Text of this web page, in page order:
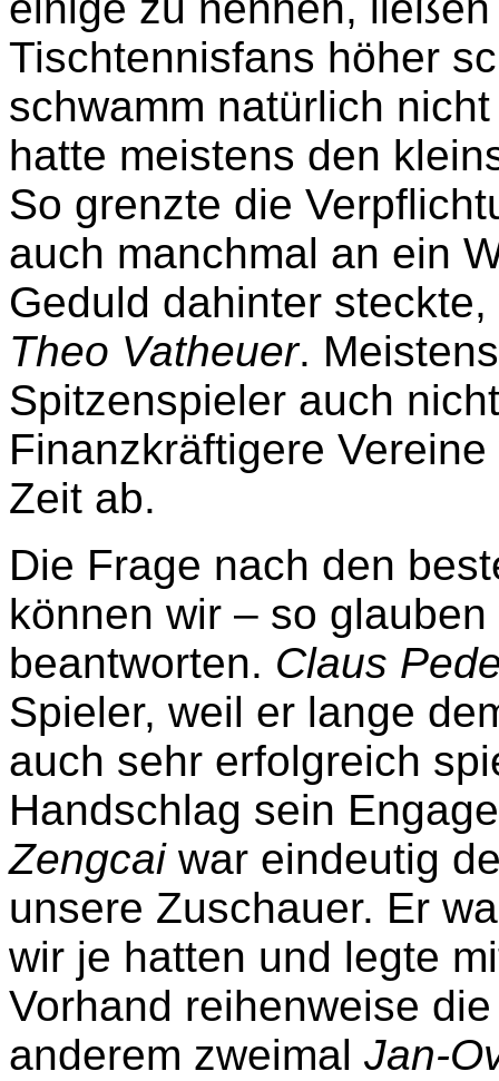
Tischtennisfans höher
schwamm natürlich
hatte meistens den
So grenzte die
auch manchmal an ein
Geduld dahinter
Theo Vatheuer.
Spitzenspieler auch
Finanzkräftigere
Zeit ab.
Die Frage nach den
können wir – so
beantworten. Claus
Spieler, weil er lange
auch sehr erfolgreich
Handschlag sein
Zengcaiwar eindeutig
unsere Zuschauer. Er
wir je hatten und legte
Vorhand reihenweise
anderem zweimal Jan-